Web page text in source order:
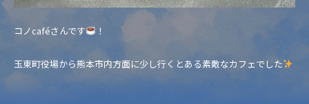
コノcaféさんです ！
玉東町役場から熊本市内方面に少し行くとある素敵なカフェでした